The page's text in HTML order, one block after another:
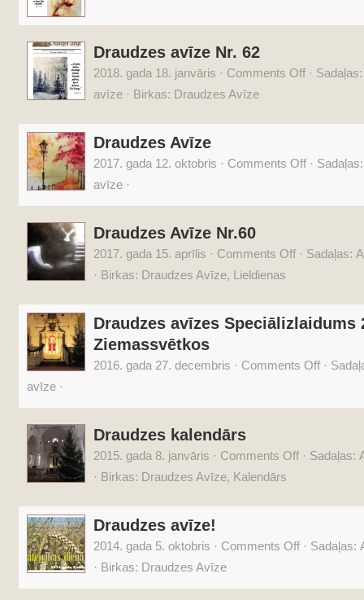
Draudzes avīze Nr. 62
2018. gada 18. janvāris · Comments Off ·
avīze · Birkas: Draudzes Avīze
Draudzes Avīze
2017. gada 12. oktobris · Comments Off ·
avīze ·
Draudzes Avīze Nr.60
2017. gada 15. aprīlis · Comments Off · Sadaļas:
· Birkas: Draudzes Avīze, Lieldienas
Draudzes avīzes Speciālizlaidums
Ziemassvētkos
2016. gada 27. decembris · Comments Off ·
avīze ·
Draudzes kalendārs
2015. gada 8. janvāris · Comments Off · Sadaļas:
· Birkas: Draudzes Avīze, Kalendārs
Draudzes avīze!
2014. gada 5. oktobris · Comments Off · Sadaļas:
· Birkas: Draudzes Avīze